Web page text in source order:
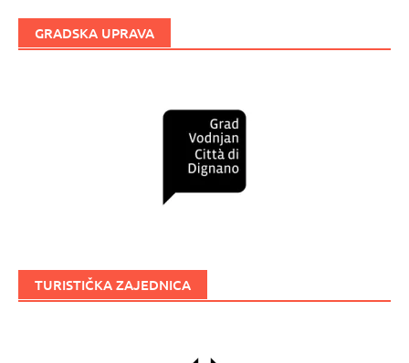
GRADSKA UPRAVA
TURISTIČKA ZAJEDNICA